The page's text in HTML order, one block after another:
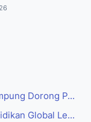
Dorong P...
Global Le...